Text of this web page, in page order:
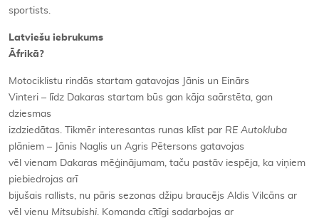
sportists.
Latviešu iebrukums
Āfrikā?
Motociklistu rindās startam gatavojas Jānis un Einārs
Vinteri – līdz Dakaras startam būs gan kāja saārstēta, gan
dziesmas
izdziedātas. Tikmēr interesantas runas klīst par RE Autokluba
plāniem – Jānis Naglis un Agris Pētersons gatavojas
vēl vienam Dakaras mēģinājumam, taču pastāv iespēja, ka viņiem
piebiedrojas arī
bijušais rallists, nu pāris sezonas džipu braucējs Aldis Vilcāns ar
vēl vienu Mitsubishi . Komanda cītīgi sadarbojas ar